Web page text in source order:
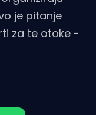
je pitanje
za te otoke -